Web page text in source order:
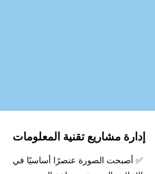
إدارة مشاريع تقنية المعلومات
✅ أصبحت الصورة عنصرًا أساسيًا في